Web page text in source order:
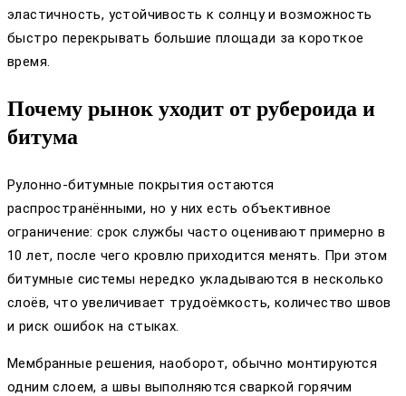
эластичность, устойчивость к солнцу и возможность
быстро перекрывать большие площади за короткое
время.
Почему рынок уходит от рубероида и
битума
Рулонно-битумные покрытия остаются
распространёнными, но у них есть объективное
ограничение: срок службы часто оценивают примерно в
10 лет, после чего кровлю приходится менять. При этом
битумные системы нередко укладываются в несколько
слоёв, что увеличивает трудоёмкость, количество швов
и риск ошибок на стыках.
Мембранные решения, наоборот, обычно монтируются
одним слоем, а швы выполняются сваркой горячим